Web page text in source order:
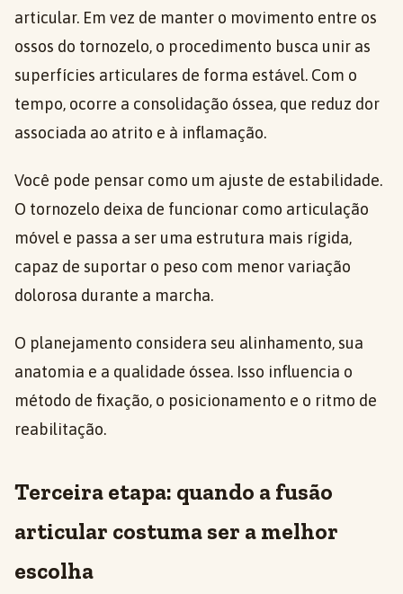
articular. Em vez de manter o movimento entre os
ossos do tornozelo, o procedimento busca unir as
superfícies articulares de forma estável. Com o
tempo, ocorre a consolidação óssea, que reduz dor
associada ao atrito e à inflamação.
Você pode pensar como um ajuste de estabilidade.
O tornozelo deixa de funcionar como articulação
móvel e passa a ser uma estrutura mais rígida,
capaz de suportar o peso com menor variação
dolorosa durante a marcha.
O planejamento considera seu alinhamento, sua
anatomia e a qualidade óssea. Isso influencia o
método de fixação, o posicionamento e o ritmo de
reabilitação.
Terceira etapa: quando a fusão
articular costuma ser a melhor
escolha